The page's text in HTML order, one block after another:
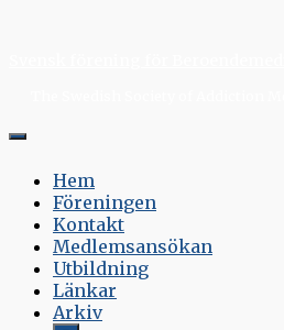
Hem
Föreningen
Kontakt
Medlemsansökan
Utbildning
Länkar
Arkiv